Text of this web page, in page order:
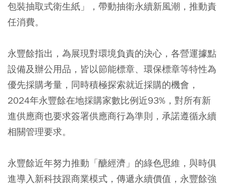
包裝抽取式衛生紙」，帶動抽衛永續新風潮，推動責
任消費。
永豐餘指出，為展現對環境負責的決心，各營運據點
設備及辦公用品，皆以節能標章、環保標章等特性為
優先採購考量，同時積極探索就近採購的機會，
2024年永豐餘在地採購家數比例近93%，對所有新
進供應商也要求簽署供應商行為準則，承諾遵循永續
相關管理要求。
永豐餘近年努力推動「醣經濟」的綠色思維，與時俱
進導入新科技跟商業模式，傳遞永續價值，永豐餘強